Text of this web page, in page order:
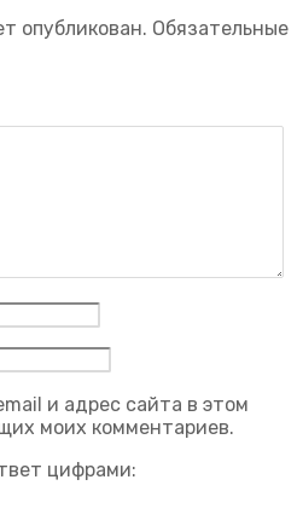
опубликован. Обязательные
и адрес сайта в этом
моих комментариев.
цифрами: